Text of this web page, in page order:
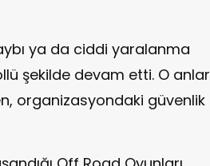
ya da ciddi yaralanma
şekilde devam etti. O anlar
organizasyondaki güvenlik